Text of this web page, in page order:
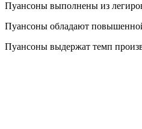
Пуансоны выполнены из
Пуансоны обладают
Пуансоны выдержат темп